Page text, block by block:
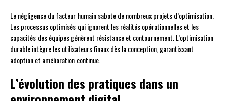
Le négligence du facteur humain sabote de nombreux projets d’optimisation.
Les processus optimisés qui ignorent les réalités opérationnelles et les
capacités des équipes génèrent résistance et contournement. L’optimisation
durable intègre les utilisateurs finaux dès la conception, garantissant
adoption et amélioration continue.
L’évolution des pratiques dans un